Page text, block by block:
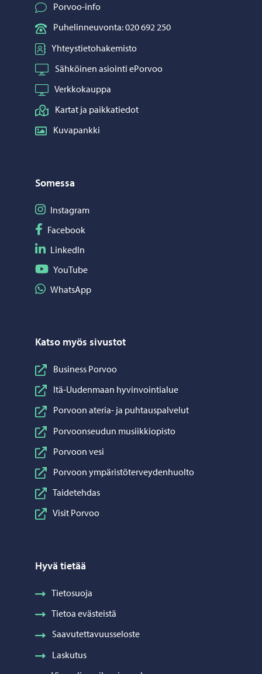
Porvoo-info
Puhelinneuvonta: 020 692 250
Yhteystietohakemisto
Sähköinen asiointi ePorvoo
Verkkokauppa
Kartat ja paikkatiedot
Kuvapankki
Somessa
Seuraa Instagram
Instagram
Seuraa Facebook
Facebook
Seuraa LinkedIn
LinkedIn
Seuraa YouTube
YouTube
Jaa WhatsApp
WhatsApp
Katso myös sivustot
Business Porvoo
Itä-Uudenmaan hyvinvointialue
Porvoon ateria- ja puhtauspalvelut
Porvoonseudun musiikkiopisto
Porvoon vesi
Porvoon ympäristöterveydenhuolto
Taidetehdas
Visit Porvoo
Hyvä tietää
Tietosuoja
Tietoa evästeistä
Saavutettavuusseloste
Laskutus